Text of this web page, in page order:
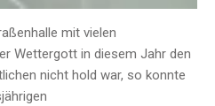
mit vielen
Wettergott in diesem Jahr den
nicht hold war, so konnte